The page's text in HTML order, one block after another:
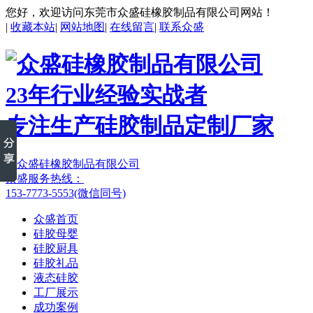
您好，欢迎访问东莞市众盛硅橡胶制品有限公司网站！
| 收藏本站| 网站地图| 在线留言| 联系众盛
23年行业经验实战者
专注生产硅胶制品定制厂家
众盛服务热线：
153-7773-5553(微信同号)
众盛首页
硅胶母婴
硅胶厨具
硅胶礼品
液态硅胶
工厂展示
成功案例